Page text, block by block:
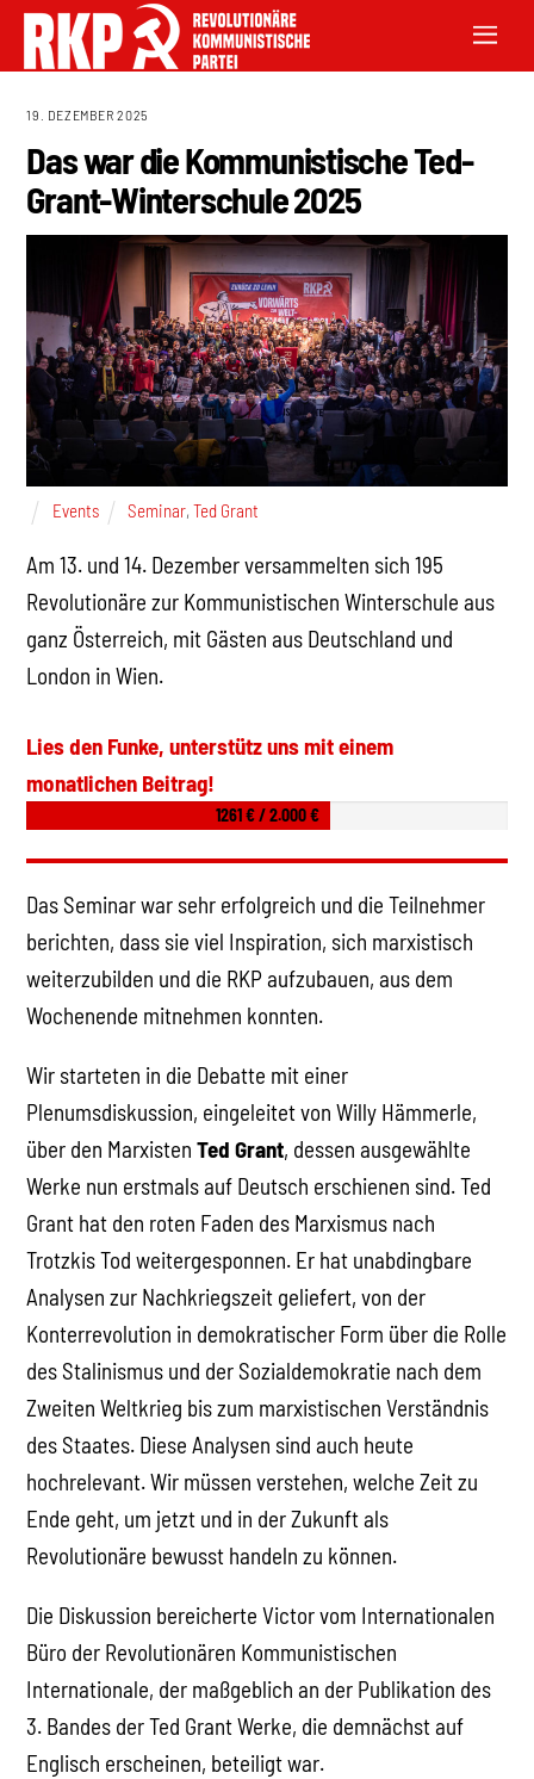
19. DEZEMBER 2025
Das war die Kommunistische Ted-
Grant-Winterschule 2025
Events Seminar,Ted Grant
Am 13. und 14. Dezember versammelten sich 195
Revolutionäre zur Kommunistischen Winterschule aus
ganz Österreich, mit Gästen aus Deutschland und
London in Wien.
Lies den Funke, unterstütz uns mit einem
monatlichen Beitrag!
1261 € / 2.000 €
Das Seminar war sehr erfolgreich und die Teilnehmer
berichten, dass sie viel Inspiration, sich marxistisch
weiterzubilden und die RKP aufzubauen, aus dem
Wochenende mitnehmen konnten.
Wir starteten in die Debatte mit einer
Plenumsdiskussion, eingeleitet von Willy Hämmerle,
über den MarxistenTed Grant, dessen ausgewählte
Werke nun erstmals auf Deutsch erschienen sind. Ted
Grant hat den roten Faden des Marxismus nach
Trotzkis Tod weitergesponnen. Er hat unabdingbare
Analysen zur Nachkriegszeit geliefert, von der
Konterrevolution in demokratischer Form über die Rolle
des Stalinismus und der Sozialdemokratie nach dem
Zweiten Weltkrieg bis zum marxistischen Verständnis
des Staates. Diese Analysen sind auch heute
hochrelevant. Wir müssen verstehen, welche Zeit zu
Ende geht, um jetzt und in der Zukunft als
Revolutionäre bewusst handeln zu können.
Die Diskussion bereicherte Victor vom Internationalen
Büro der Revolutionären Kommunistischen
Internationale, der maßgeblich an der Publikation des
3. Bandes der Ted Grant Werke, die demnächst auf
Englisch erscheinen, beteiligt war.